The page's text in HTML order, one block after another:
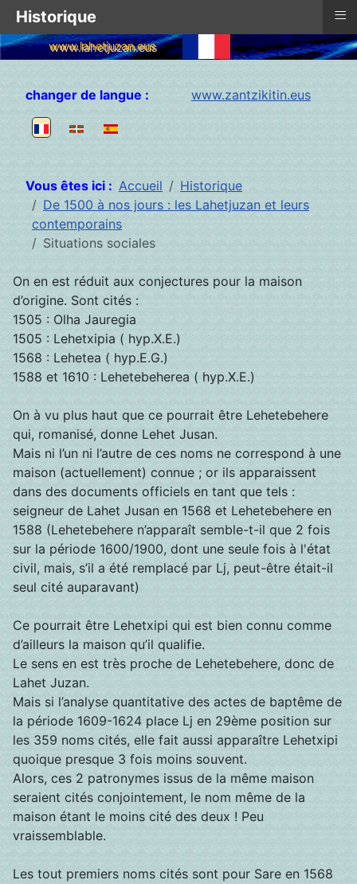
www.lahetjuzan.eus
Sélectionnez votre langue
changer de langue : www.zantzikitin.eus
Vous êtes ici : Accueil
Historique
De 1500 à nos jours : les Lahetjuzan et leurs
contemporains
Situations sociales
On en est réduit aux conjectures pour la maison
d’origine. Sont cités :
1505 : Olha Jauregia
1505 : Lehetxipia ( hyp.X.E.)
1568 : Lehetea ( hyp.E.G.)
1588 et 1610 : Lehetebeherea ( hyp.X.E.)
On à vu plus haut que ce pourrait être Lehetebehere
qui, romanisé, donne Lehet Jusan.
Mais ni l’un ni l’autre de ces noms ne correspond à une
maison (actuellement) connue ; or ils apparaissent
dans des documents officiels en tant que tels :
seigneur de Lahet Jusan en 1568 et Lehetebehere en
1588 (Lehetebehere n’apparaît semble-t-il que 2 fois
sur la période 1600/1900, dont une seule fois à l'état
civil, mais, s’il a été remplacé par Lj, peut-être était-il
seul cité auparavant)
Ce pourrait être Lehetxipi qui est bien connu comme
d’ailleurs la maison qu’il qualifie.
Le sens en est très proche de Lehetebehere, donc de
Lahet Juzan.
Mais si l’analyse quantitative des actes de baptême de
la période 1609-1624 place Lj en 29ème position sur
les 359 noms cités, elle fait aussi apparaître Lehetxipi
quoique presque 3 fois moins souvent.
Alors, ces 2 patronymes issus de la même maison
seraient cités conjointement, le nom même de la
maison étant le moins cité des deux ! Peu
vraissemblable.
Les tout premiers noms cités sont pour Sare en 1568
Historique ≡